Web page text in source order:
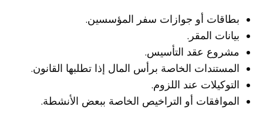
بطاقات أو جوازات سفر المؤسسين.
بيانات المقر.
مشروع عقد التأسيس.
المستندات الخاصة برأس المال إذا تطلبها القانون.
التوكيلات عند اللزوم.
الموافقات أو التراخيص الخاصة ببعض الأنشطة.